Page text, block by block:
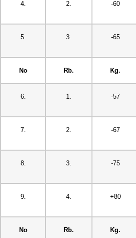
4. 2. -60
5. 3. -65
No Rb. Kg.
6. 1. -57
7. 2. -67
8. 3. -75
9. 4. +80
No Rb. Kg.